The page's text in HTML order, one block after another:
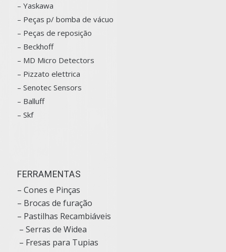
– Yaskawa
– Peças p/ bomba de vácuo
– Peças de reposição
– Beckhoff
– MD Micro Detectors
– Pizzato elettrica
– Senotec Sensors
– Balluff
– Skf
FERRAMENTAS
– Cones e Pinças
– Brocas de furação
– Pastilhas Recambiáveis
– Serras de Widea
– Fresas para Tupias